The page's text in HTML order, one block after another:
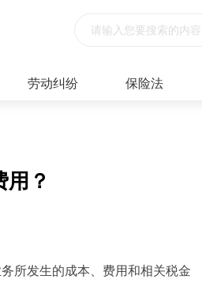
劳动纠纷 保险法
？
所发生的成本、费用和相关税金